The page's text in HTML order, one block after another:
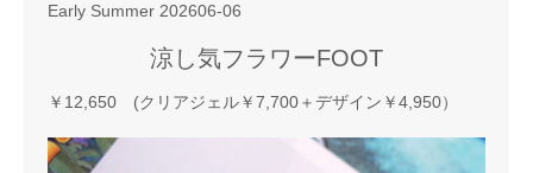
Early Summer 202606-06
涼し気フラワーFOOT
￥12,650 (クリアジェル￥7,700＋デザイン￥4,950）